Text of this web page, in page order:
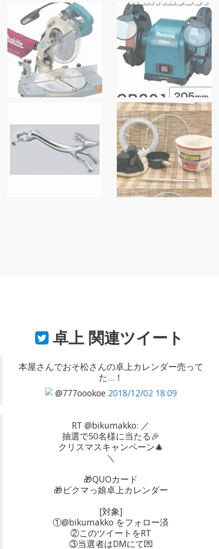
卓上 関連ツイート
本屋さんでおそ松さんの卓上カレンダー売って
た…！
@777oookoe 2018/12/02 18:09
RT @bikumakko: ／
抽選で50名様に当たる🎉
クリスマスキャンペーン🎄
＼
🎁QUOカード
🎁ビクマっ娘卓上カレンダー
[対象]
①@bikumakko をフォロー済
②このツイートをRT
③当選者はDMにて💌